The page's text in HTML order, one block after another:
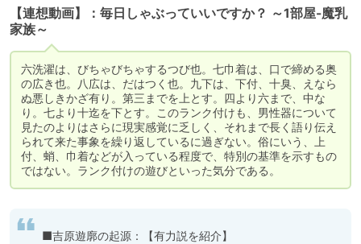
【連想動画】：毎日しゃぶっていいですか？ ～1部屋-魔乳
家族～
六洗濯は、びちゃびちゃするつび也。七巾着は、口で締める奥
の広き也。八広は、だはつく也。九下は、下付、十臭、えなら
ぬ悪しきかざ有り。第三までを上とす。四より六まで、中な
り。七より十迄を下とす。このランク付けも、男性器について
見たのよりはさらに現実感覚に乏しく、それまで長く語り伝え
られて来た事象を繰り返しているに過ぎない。俗にいう、上
付、蛸、巾着などが入っている程度で、特別の基準を示すもの
ではない。ランク付けの遊びといった気分である。
■吉原遊廓の起源：【有力説を紹介】